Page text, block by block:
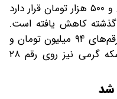
سکه بهار آزادی روی رقم ۱۸۱ میلیون و ۵۰۰ هزار تومان قرار دارد
گذشته کاهش یافته است.
نیم‌سکه و ربع سکه، به‌ترتیب روی رقم‌های ۹۴ میلیون تومان و
۵‍۳ میلیون تومان قرار گرفته‌اند. سکه گرمی نیز روی رقم ۲۸
شد